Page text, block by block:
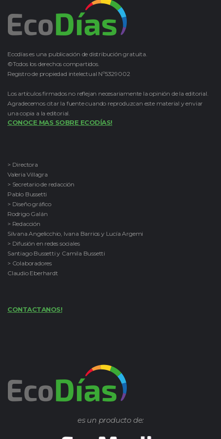
Ecodías es una publicación de distribución gratuita.
©Todos los derechos compartidos.
Registro de propiedad intelectual Nº5329002
Los artículos firmados no reflejan necesariamente la opinión de la editorial.
Agradecemos citar la fuente cuando reproduzcan este material y enviar
una copia a la editorial.
CONOCE MAS SOBRE ECODÍAS!
> Directora
Valeria Villagra
> Secretario de redacción
Pablo Bussetti
> Diseño gráfico
Rodrigo Galán
> Redacción
Silvana Angelicchio, Ivana Barrios y Lucía Argemi
> Difusión en redes sociales
Santiago Bussetti y Camila Bussetti
> Colaboradores
Claudio Eberhardt
CONTACTANOS!
es un producto de: